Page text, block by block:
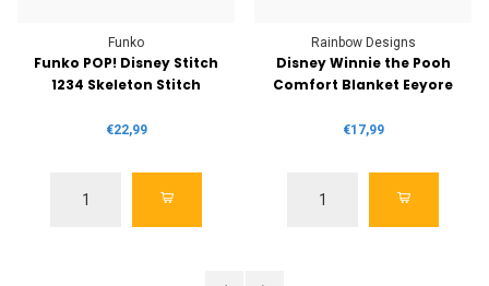
Funko
Funko POP! Disney Stitch
1234 Skeleton Stitch
€22,99
Rainbow Designs
Disney Winnie the Pooh
Comfort Blanket Eeyore
€17,99